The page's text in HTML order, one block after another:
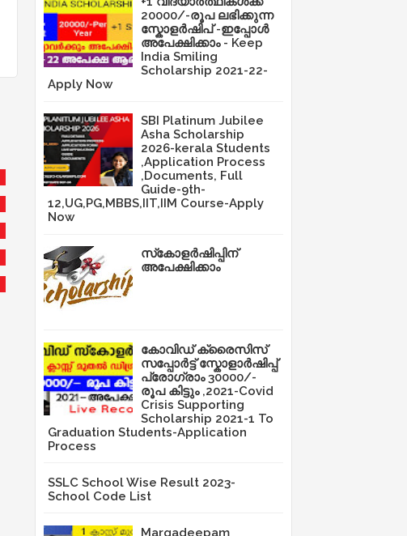
20000/-രൂപ ലഭിക്കുന്ന
സ്കോളർഷിപ് -ഇപ്പോൾ
അപേക്ഷിക്കാം - Keep
India Smiling
Scholarship 2021-22-
Apply Now
SBI Platinum Jubilee
Asha Scholarship
2026-kerala Students
,Application Process
,Documents, Full
Guide-9th-
12,UG,PG,MBBS,IIT,IIM Course-Apply
Now
സ്‌കോളർഷിപ്പിന്
അപേക്ഷിക്കാം
കോവിഡ് ക്രൈസിസ്
സപ്പോർട്ട് സ്കോളാർഷിപ്പ്
പ്രോഗ്രാം 30000/-
രൂപ കിട്ടും ,2021-Covid
Crisis Supporting
Scholarship 2021-1 To
Graduation Students-Application
Process
SSLC School Wise Result 2023-
School Code List
Margadeepam